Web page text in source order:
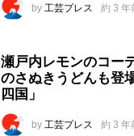
by 工芸プレス 約 3 年
瀬戸内レモンのコー
のさぬきうどんも登
四国」
by 工芸プレス 約 3 年